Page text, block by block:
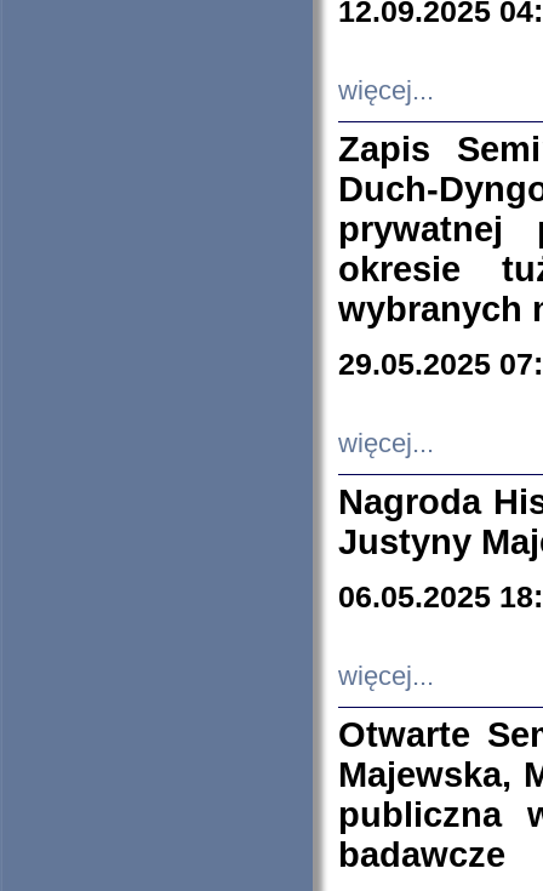
12.09.2025
więcej...
Zapis
Duch-
prywatnej
okresie
wybranych
29.05.2025
więcej...
Nagroda
Justyny
06.05.2025
więcej...
Otwarte
Majewska,
publiczna
badawcze